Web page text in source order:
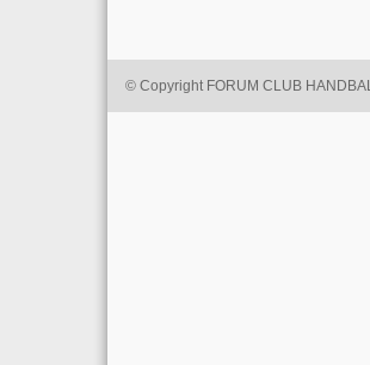
© Copyright FORUM CLUB